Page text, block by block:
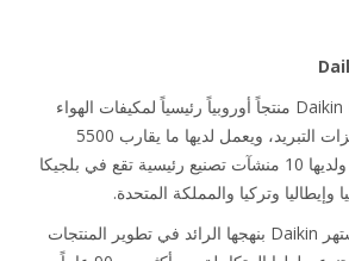
تُعد شركة Daikin Europe N.V.‎ منتجاً أوروبياً رئيسياً لمكيفات الهواء
ومضخات الحرارة وتجهيزات التبريد، ويعمل لديها ما يقارب 5500
موظف في أنحاء أوروبا ولديها 10 منشآت تصنيع رئيسية تقع في بلجيكا
وتركيا والمملكة المتحدة.
على الصعيد العالمي، تشتهر Daikin بنهجها الرائد في تطوير المنتجات